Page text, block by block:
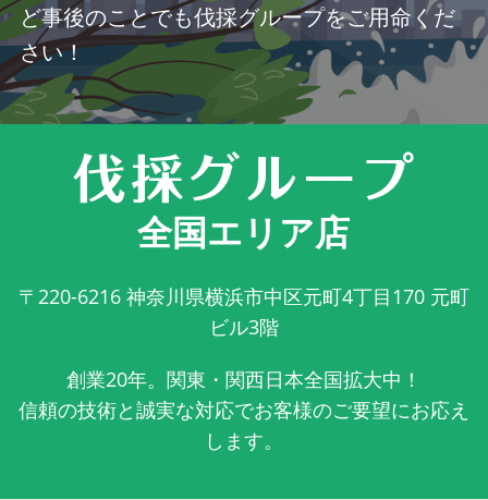
ど事後のことでも伐採グループをご用命くだ
さい！
全国エリア店
〒220-6216 神奈川県横浜市中区元町4丁目170 元町
ビル3階
創業20年。関東・関西日本全国拡大中！
信頼の技術と誠実な対応でお客様のご要望にお応え
します。